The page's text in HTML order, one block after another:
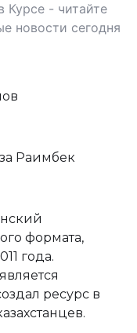
Курсе - читайте
новости сегодня
Раимбек
формата,
года.
ресурс в